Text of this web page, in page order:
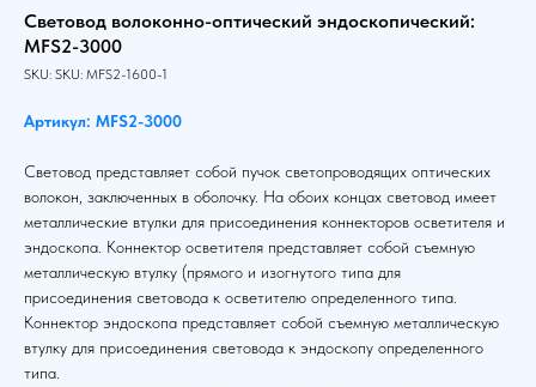
Световод волоконно-оптический эндоскопический:
MFS2-3000
SKU: SKU: MFS2-1600-1
Артикул: MFS2-3000
Световод представляет собой пучок светопроводящих оптических
волокон, заключенных в оболочку. На обоих концах световод имеет
металлические втулки для присоединения коннекторов осветителя и
эндоскопа. Коннектор осветителя представляет собой съемную
металлическую втулку (прямого и изогнутого типа для
присоединения световода к осветителю определенного типа.
Коннектор эндоскопа представляет собой съемную металлическую
втулку для присоединения световода к эндоскопу определенного
типа.